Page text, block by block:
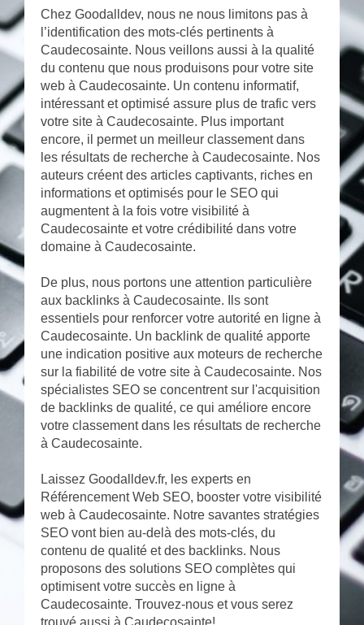
Chez Goodalldev, nous ne nous limitons pas à
l’identification des mots-clés pertinents à
Caudecosainte. Nous veillons aussi à la qualité
du contenu que nous produisons pour votre site
web à Caudecosainte. Un contenu informatif,
intéressant et optimisé assure plus de trafic vers
votre site à Caudecosainte. Plus important
encore, il permet un meilleur classement dans
les résultats de recherche à Caudecosainte. Nos
auteurs créent des articles captivants, riches en
informations et optimisés pour le SEO qui
augmentent à la fois votre visibilité à
Caudecosainte et votre crédibilité dans votre
domaine à Caudecosainte.
De plus, nous portons une attention particulière
aux backlinks à Caudecosainte. Ils sont
essentiels pour renforcer votre autorité en ligne à
Caudecosainte. Un backlink de qualité apporte
une indication positive aux moteurs de recherche
sur la fiabilité de votre site à Caudecosainte. Nos
spécialistes SEO se concentrent sur l'acquisition
de backlinks de qualité, ce qui améliore encore
votre classement dans les résultats de recherche
à Caudecosainte.
Laissez Goodalldev.fr, les experts en
Référencement Web SEO, booster votre visibilité
web à Caudecosainte. Notre savantes stratégies
SEO vont bien au-delà des mots-clés, du
contenu de qualité et des backlinks. Nous
proposons des solutions SEO complètes qui
optimisent votre succès en ligne à
Caudecosainte. Trouvez-nous et vous serez